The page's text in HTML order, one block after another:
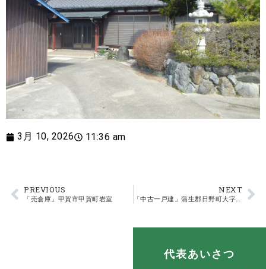
3月 10, 2026 11:36 am
PREVIOUS
「売倉庫」甲賀市甲賀町岩室
NEXT
「中古一戸建」蒲生郡日野町大字平子
代表あいさつ